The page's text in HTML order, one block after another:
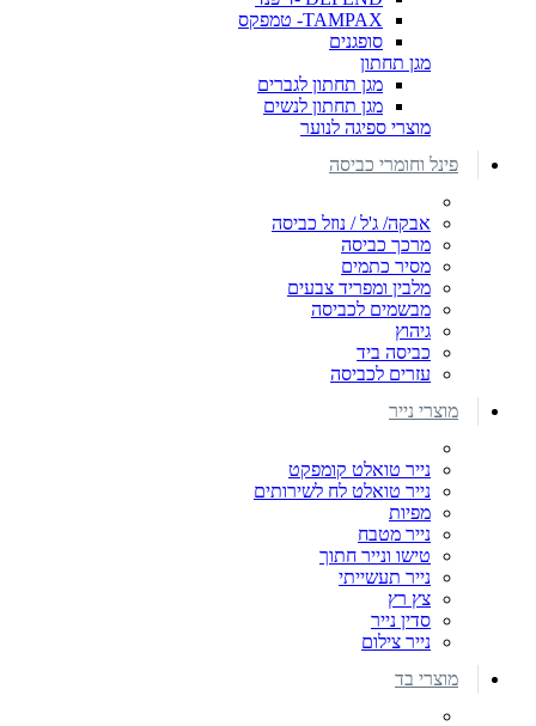
TAMPAX- טמפקס
סופגנים
מגן תחתון
מגן תחתון לגברים
מגן תחתון לנשים
מוצרי ספיגה לנוער
פינל וחומרי כביסה
אבקה/ ג'ל / נוזל כביסה
מרכך כביסה
מסיר כתמים
מלבין ומפריד צבעים
מבשמים לכביסה
גיהוץ
כביסה ביד
עזרים לכביסה
מוצרי נייר
נייר טואלט קומפקט
נייר טואלט לח לשירותים
מפיות
נייר מטבח
טישו ונייר חתוך
נייר תעשייתי
צץ רץ
סדין נייר
נייר צילום
מוצרי בד